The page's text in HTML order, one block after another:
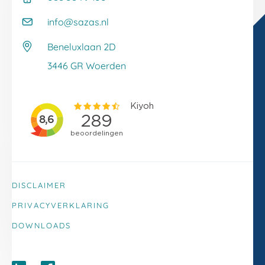
Onze klantverhalen
Werken bij Sazas
Kennisbank
Veelgestelde vragen
info@sazas.nl
Beneluxlaan 2D
3446 GR Woerden
DISCLAIMER
PRIVACYVERKLARING
DOWNLOADS